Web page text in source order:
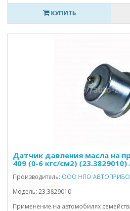
КУПИТЬ
Датчик давления масла на
409 (0-6 кгс/см2)
Производитель: ООО НПО
Модель: 23.3829010
Применение на автомобилях